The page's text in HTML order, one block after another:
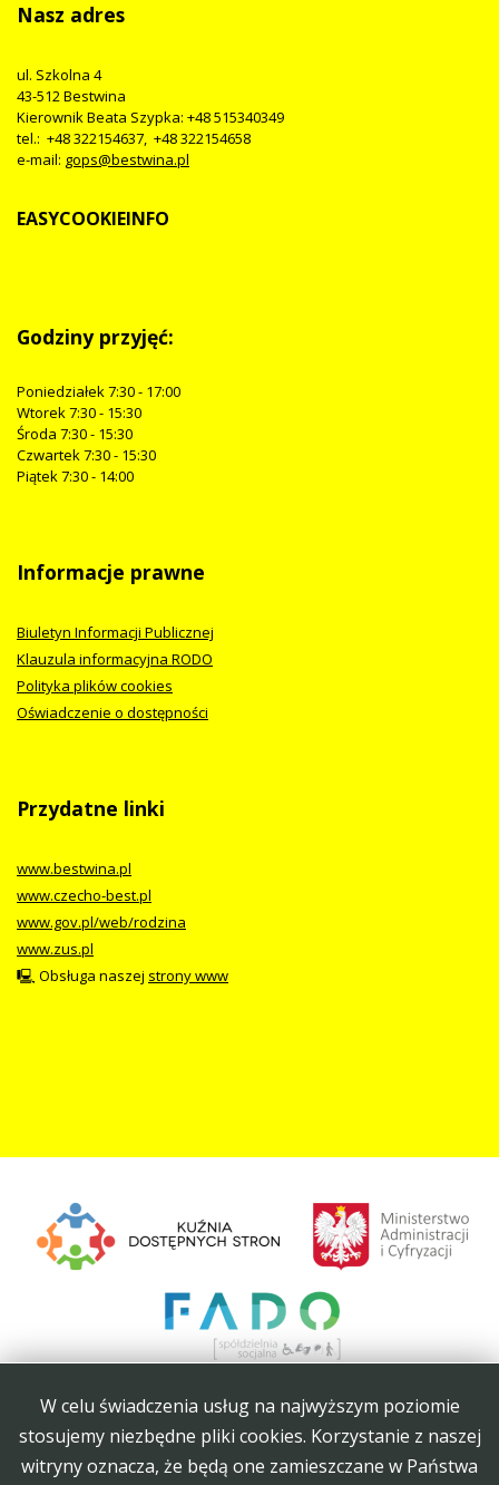
Nasz adres
ul. Szkolna 4
43-512 Bestwina
Kierownik Beata Szypka: +48 515340349
tel.: +48 322154637, +48 322154658
e-mail: gops@bestwina.pl
EASYCOOKIEINFO
Godziny przyjęć:
Poniedziałek 7:30 - 17:00
Wtorek 7:30 - 15:30
Środa 7:30 - 15:30
Czwartek 7:30 - 15:30
Piątek 7:30 - 14:00
Informacje prawne
Biuletyn Informacji Publicznej
Klauzula informacyjna RODO
Polityka plików cookies
Oświadczenie o dostępności
Przydatne linki
www.bestwina.pl
www.czecho-best.pl
www.gov.pl/web/rodzina
www.zus.pl
🖳 Obsługa naszej strony www
Projekt Kuźnia Dostępnych Stron współfinansowany ze środków Ministerstwa
W celu świadczenia usług na najwyższym poziomie
stosujemy niezbędne pliki cookies. Korzystanie z naszej
witryny oznacza, że będą one zamieszczane w Państwa